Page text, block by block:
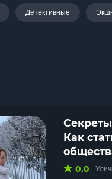
Детективные
Как
0.0